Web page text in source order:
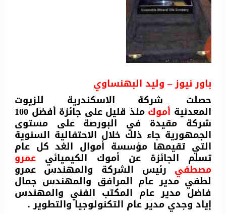
باور نيوز – وليد البهنساوي
حصلت شركة الاسكندرية للزيوت
المعدنية أموك منذ قليل على جائزة أفضل 100
شركة مقيدة في البورصة على مستوى
الجمهورية جاء ذلك خلال الاحتفالية السنوية
التي تقيمها مؤسسة أموال الغد كل عام
تسلم الجائزة عن أموك الكيميائيعمرو
مصطفي رئيس الشركة والمهندس عمرو
لطفي مدير عام المرافق والمهندس جمال
فاضل مدير عام المكتب الفني والمهندس
إياد وجدي مدير عام التكنولوجيا والتطوير .